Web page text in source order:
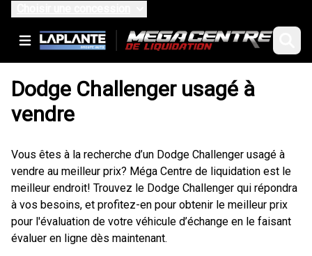
Dodge Challenger usagé à
vendre
Vous êtes à la recherche d’un Dodge Challenger usagé à
vendre au meilleur prix? Méga Centre de liquidation est le
meilleur endroit! Trouvez le Dodge Challenger qui répondra
à vos besoins, et profitez-en pour obtenir le meilleur prix
pour l'évaluation de votre véhicule d’échange en le faisant
évaluer en ligne dès maintenant.